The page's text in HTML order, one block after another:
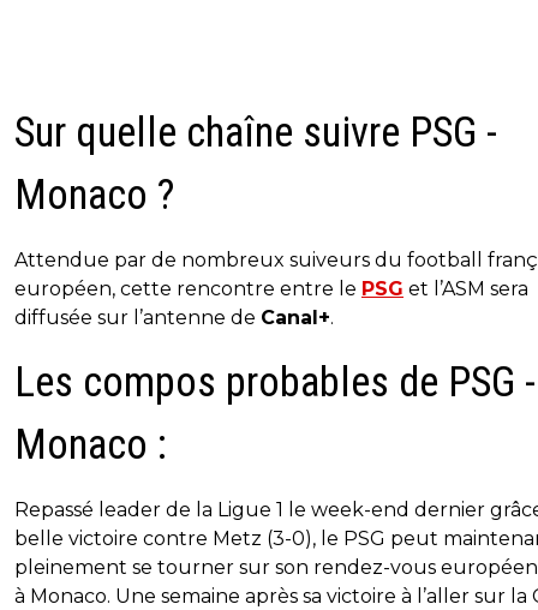
Sur quelle chaîne suivre PSG -
Monaco ?
Attendue par de nombreux suiveurs du football
européen, cette rencontre entre le PSG et l’ASM sera
diffusée sur l’antenne de Canal+.
Les compos probables de PSG -
Monaco :
Repassé leader de la Ligue 1 le week-end dernier
belle victoire contre Metz (3-0), le PSG peut
pleinement se tourner sur son rendez-vous
à Monaco. Une semaine après sa victoire à l’aller sur la